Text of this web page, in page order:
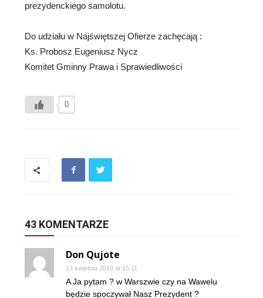
prezydenckiego samolotu.
Do udziału w Najświętszej Ofierze zachęcają :
Ks. Probosz Eugeniusz Nycz
Komitet Gminny Prawa i Sprawiedliwości
0
43 KOMENTARZE
Don Qujote
13 kwietnia 2010 at 15:11
A Ja pytam ? w Warszwie czy na Wawelu
będzie spoczywał Nasz Prezydent ?